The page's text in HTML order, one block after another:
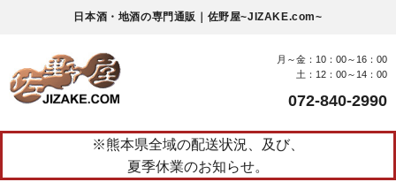
日本酒・地酒の専門通販｜佐野屋~JIZAKE.com~
月～金：10：00～16：00
土：12：00～14：00
072-840-2990
※熊本県全域の配送状況、及び、
夏季休業のお知らせ。